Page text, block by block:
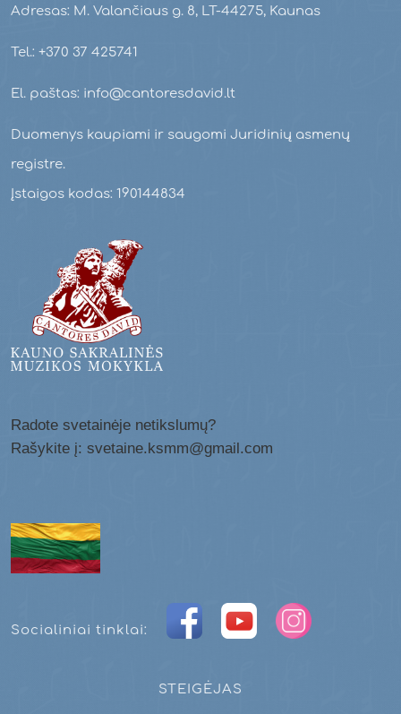
Adresas: M. Valančiaus g. 8, LT-44275, Kaunas
Tel.: +370 37 425741
El. paštas: info@cantoresdavid.lt
Duomenys kaupiami ir saugomi Juridinių asmenų
registre.
Įstaigos kodas: 190144834
Radote svetainėje netikslumų?
Rašykite į: svetaine.ksmm@gmail.com
Socialiniai tinklai:
STEIGĖJAS